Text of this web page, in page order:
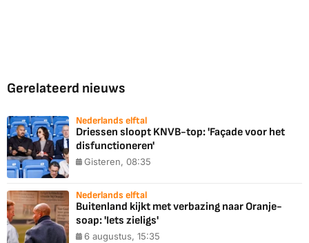
Gerelateerd nieuws
Nederlands elftal
Driessen sloopt KNVB-top: 'Façade voor het
disfunctioneren'
Gisteren, 08:35
Nederlands elftal
Buitenland kijkt met verbazing naar Oranje-
soap: 'Iets zieligs'
6 augustus, 15:35